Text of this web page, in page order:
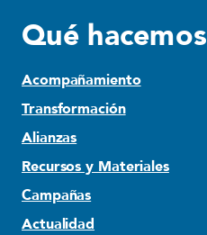
Qué hacemos
Acompañamiento
Transformación
Alianzas
Recursos y Materiales
Campañas
Actualidad